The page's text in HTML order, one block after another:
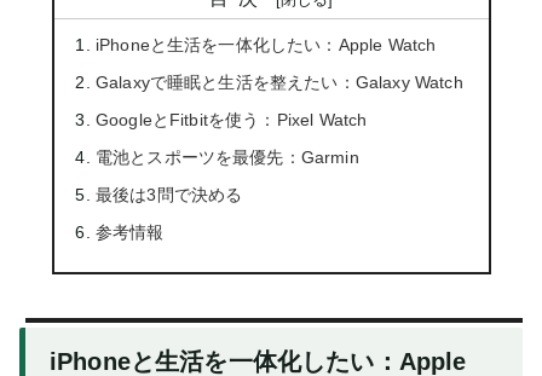
iPhoneと生活を一体化したい：Apple Watch
Galaxyで睡眠と生活を整えたい：Galaxy Watch
GoogleとFitbitを使う：Pixel Watch
電池とスポーツを最優先：Garmin
最後は3問で決める
参考情報
iPhoneと生活を一体化したい：Apple